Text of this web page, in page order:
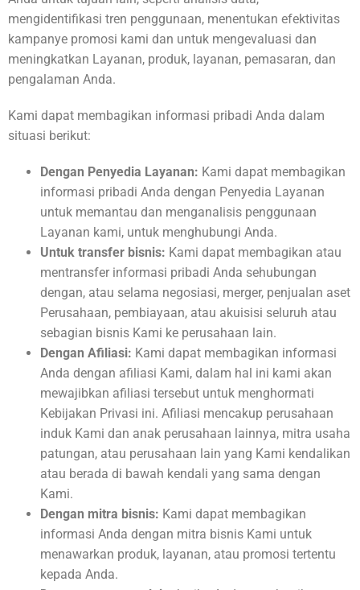
mengidentifikasi tren penggunaan, menentukan efektivitas
kampanye promosi kami dan untuk mengevaluasi dan
meningkatkan Layanan, produk, layanan, pemasaran, dan
pengalaman Anda.
Kami dapat membagikan informasi pribadi Anda dalam
situasi berikut:
Dengan Penyedia Layanan: Kami dapat membagikan
informasi pribadi Anda dengan Penyedia Layanan
untuk memantau dan menganalisis penggunaan
Layanan kami, untuk menghubungi Anda.
Untuk transfer bisnis: Kami dapat membagikan atau
mentransfer informasi pribadi Anda sehubungan
dengan, atau selama negosiasi, merger, penjualan aset
Perusahaan, pembiayaan, atau akuisisi seluruh atau
sebagian bisnis Kami ke perusahaan lain.
Dengan Afiliasi: Kami dapat membagikan informasi
Anda dengan afiliasi Kami, dalam hal ini kami akan
mewajibkan afiliasi tersebut untuk menghormati
Kebijakan Privasi ini. Afiliasi mencakup perusahaan
induk Kami dan anak perusahaan lainnya, mitra usaha
patungan, atau perusahaan lain yang Kami kendalikan
atau berada di bawah kendali yang sama dengan
Kami.
Dengan mitra bisnis: Kami dapat membagikan
informasi Anda dengan mitra bisnis Kami untuk
menawarkan produk, layanan, atau promosi tertentu
kepada Anda.